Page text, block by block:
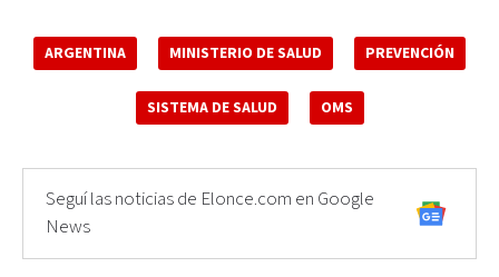
ARGENTINA MINISTERIO DE SALUD PREVENCIÓN
SISTEMA DE SALUD OMS
Seguí las noticias de Elonce.com en Google
News